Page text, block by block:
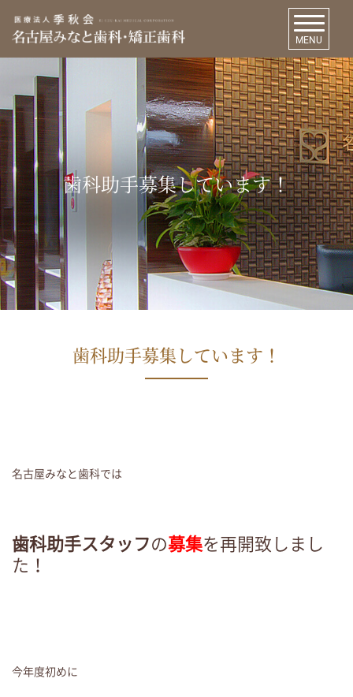
MENU
歯科助手募集しています！
歯科助手募集しています！
名古屋みなと歯科では
歯科助手スタッフの募集を再開致しまし
た！
今年度初めに